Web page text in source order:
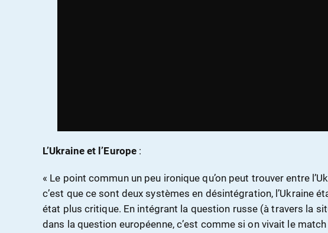
L’Ukraine et l’Europe :
« Le point commun un peu ironique qu’on peut trouver entre
c’est que ce sont deux systèmes en désintégration, l’Ukraine
état plus critique. En intégrant la question russe (à travers la
dans la question européenne, c’est comme si on vivait le